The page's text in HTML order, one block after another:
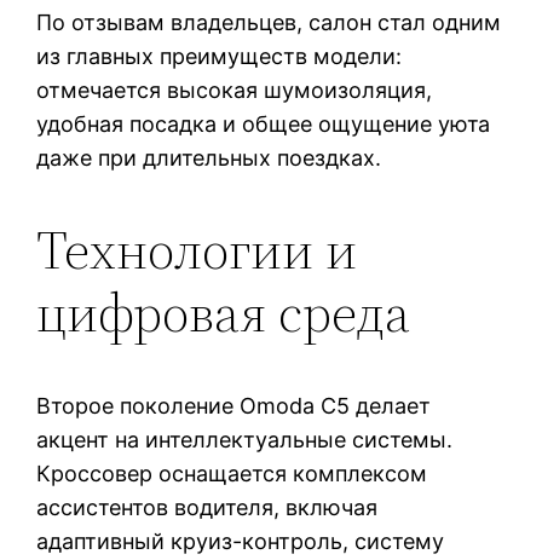
По отзывам владельцев, салон стал одним
из главных преимуществ модели:
отмечается высокая шумоизоляция,
удобная посадка и общее ощущение уюта
даже при длительных поездках.
Технологии и
цифровая среда
Второе поколение Omoda C5 делает
акцент на интеллектуальные системы.
Кроссовер оснащается комплексом
ассистентов водителя, включая
адаптивный круиз-контроль, систему